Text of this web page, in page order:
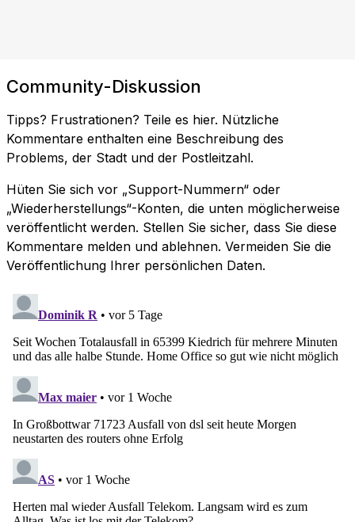
Community-Diskussion
Tipps? Frustrationen? Teile es hier. Nützliche
Kommentare enthalten eine Beschreibung des
Problems, der Stadt und der Postleitzahl.
Hüten Sie sich vor „Support-Nummern“ oder
„Wiederherstellungs“-Konten, die unten möglicherweise
veröffentlicht werden. Stellen Sie sicher, dass Sie diese
Kommentare melden und ablehnen. Vermeiden Sie die
Veröffentlichung Ihrer persönlichen Daten.